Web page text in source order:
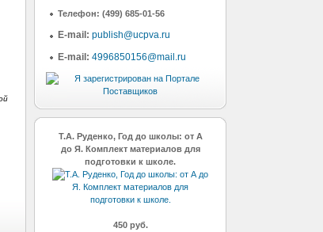
Телефон: (499) 685-01-56
E-mail: publish@ucpva.ru
E-mail: 4996850156@mail.ru
Т.А. Руденко, Год до школы: от А
до Я. Комплект материалов для
подготовки к школе.
450 руб.